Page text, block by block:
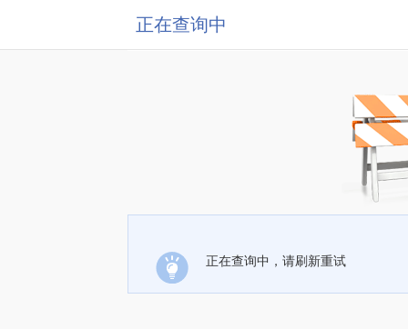
正在查询中
正在查询中，请刷新重试